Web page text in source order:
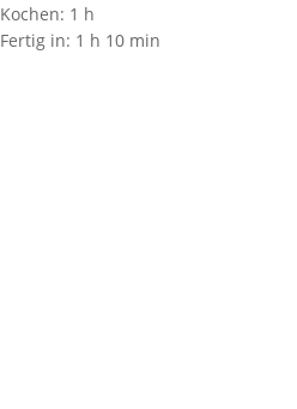
Kochen: 1 h
Fertig in: 1 h 10 min